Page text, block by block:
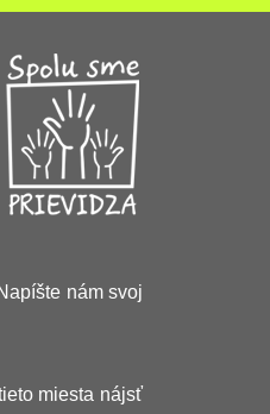
nám svoj
miesta nájsť